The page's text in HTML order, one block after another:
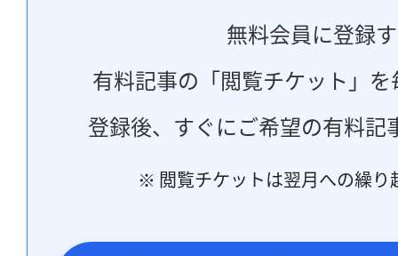
無料会員に登録
有料記事の「閲覧チケット」
登録後、すぐにご希望の有料記
※ 閲覧チケットは翌月への繰り